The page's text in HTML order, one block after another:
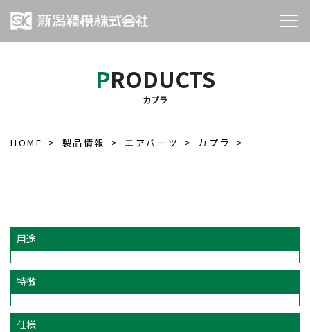
PRODUCTS
カプラ
HOME 製品情報 エアパーツ カプラ
用途
特徴
仕様